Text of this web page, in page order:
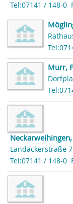
Tel:07141 / 148-0
Murr,
Landäckerstraße 7
Tel:07141 / 148-0